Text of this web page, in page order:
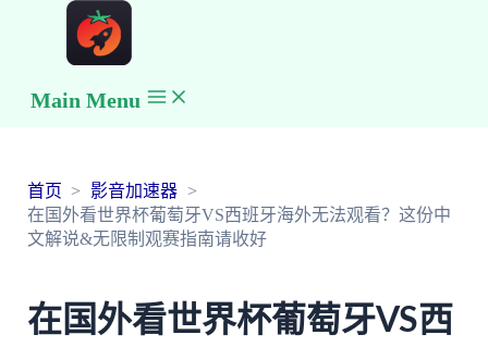
Main Menu
首页
影音加速器
在国外看世界杯葡萄牙VS西班牙海外无法观看？这份中
文解说&无限制观赛指南请收好
在国外看世界杯葡萄牙VS西